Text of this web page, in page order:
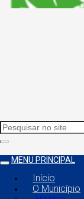
MENU PRINCIPAL
Início
O Município